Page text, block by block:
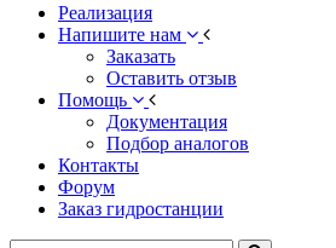
Реализация
Напишите нам
Заказать
Оставить отзыв
Помощь
Документация
Подбор аналогов
Контакты
Форум
Заказ гидростанции